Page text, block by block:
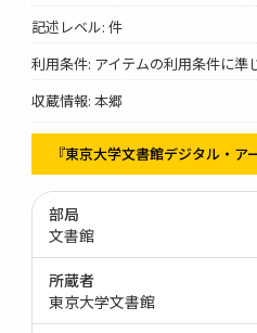
記述レベル: 件
利用条件: アイテムの利用条件に準
収蔵情報: 本郷
『東京大学文書館デジタル・ア
部局
文書館
所蔵者
東京大学文書館